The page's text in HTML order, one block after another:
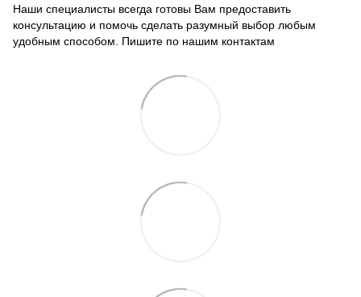
Наши специалисты всегда готовы Вам предоставить
консультацию и помочь сделать разумный выбор любым
удобным способом. Пишите по нашим контактам